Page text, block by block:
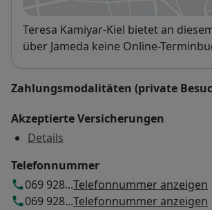
Verfügbarkeit
Teresa Kamiyar-Kiel bietet an
über Jameda keine Online-
Zahlungsmodalitäten (private
Akzeptierte Versicherungen
Details
Telefonnummer
069 928...Telefonnummer anzeigen
069 928...Telefonnummer anzeigen